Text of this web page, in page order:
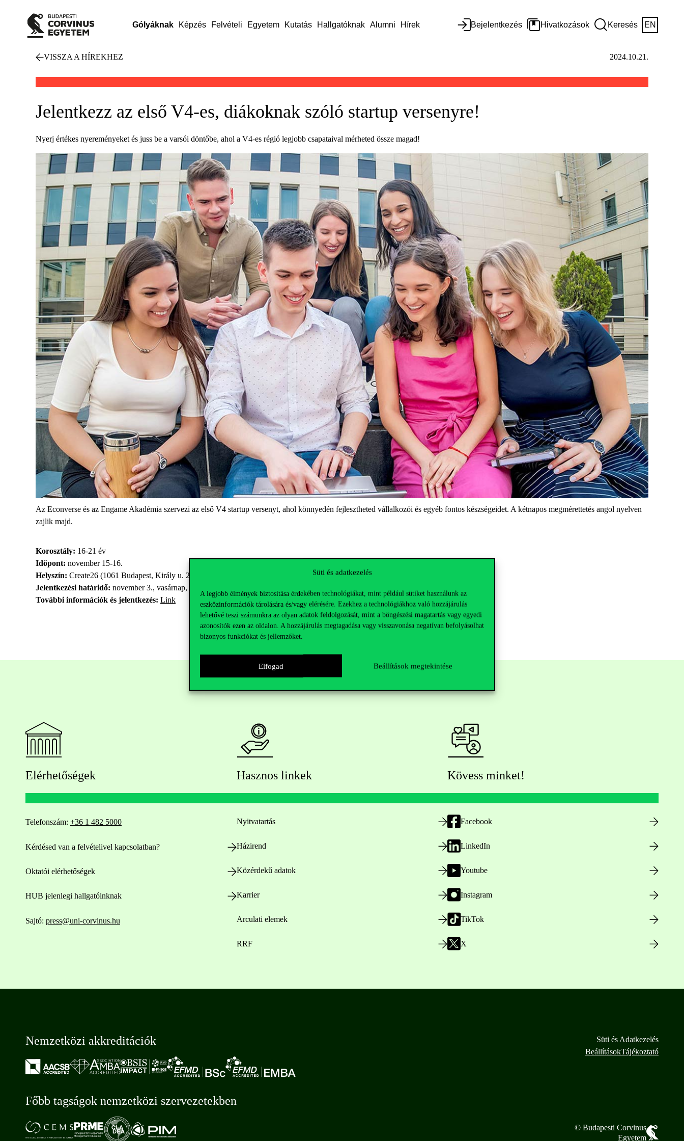
Süti és adatkezelés
A legjobb élmények biztosítása érdekében technológiákat, mint például sütiket használunk az
eszközinformációk tárolására és/vagy elérésére. Ezekhez a technológiákhoz való hozzájárulás
lehetővé teszi számunkra az olyan adatok feldolgozását, mint a böngészési magatartás vagy egyedi
azonosítók ezen az oldalon. A hozzájárulás megtagadása vagy visszavonása negatívan befolyásolhat
bizonyos funkciókat és jellemzőket.
Elfogad Beállítások megtekintése
Gólyáknak Képzés Felvételi Egyetem Kutatás Hallgatóknak Alumni Hírek Bejelentkezés Hivatkozások Keresés EN
VISSZA A HÍREKHEZ 2024.10.21.
Jelentkezz az első V4-es, diákoknak szóló startup versenyre!
Nyerj értékes nyereményeket és juss be a varsói döntőbe, ahol a V4-es régió legjobb csapataival mérheted össze magad!
Az Econverse és az Engame Akadémia szervezi az első V4 startup versenyt, ahol könnyedén fejlesztheted vállalkozói és egyéb fontos készségeidet. A kétnapos megmérettetés angol nyelven
zajlik majd.
Korosztály: 16-21 év
Időpont: november 15-16.
Helyszín: Create26 (1061 Budapest, Király u. 26.)
Jelentkezési határidő: november 3., vasárnap, 23:59.
További információk és jelentkezés: Link
Elérhetőségek
Telefonszám: +36 1 482 5000
Kérdésed van a felvételivel kapcsolatban?
Oktatói elérhetőségek
HUB jelenlegi hallgatóinknak
Sajtó: press@uni-corvinus.hu
Hasznos linkek
Nyitvatartás
Házirend
Közérdekű adatok
Karrier
Arculati elemek
RRF
Kövess minket!
Facebook
LinkedIn
Youtube
Instagram
TikTok
X
Nemzetközi akkreditációk
Főbb tagságok nemzetközi szervezetekben
Süti és Adatkezelés
BeállításokTájékoztató
© Budapesti Corvinus
Egyetem